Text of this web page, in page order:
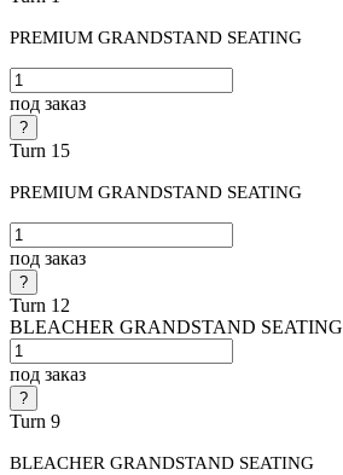
PREMIUM GRANDSTAND SEATING
под заказ
Turn 15
PREMIUM GRANDSTAND SEATING
под заказ
Turn 12
BLEACHER GRANDSTAND SEATING
под заказ
Turn 9
BLEACHER GRANDSTAND SEATING